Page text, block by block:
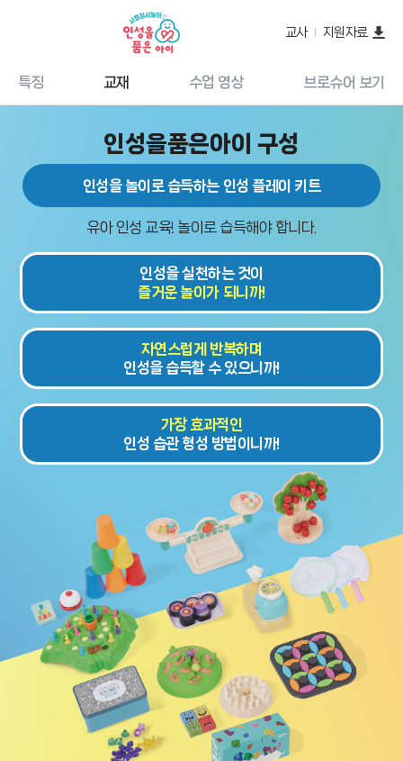
교사 지원자료
특징 교재 수업 영상 브로슈어 보기
인성을품은아이 구성
인성을 놀이로 습득하는 인성 플레이 키트
유아 인성 교육! 놀이로 습득해야 합니다.
인성을 실천하는 것이
즐거운 놀이가 되니까!
자연스럽게 반복하며
인성을 습득할 수 있으니까!
가장 효과적인
인성 습관 형성 방법이니까!